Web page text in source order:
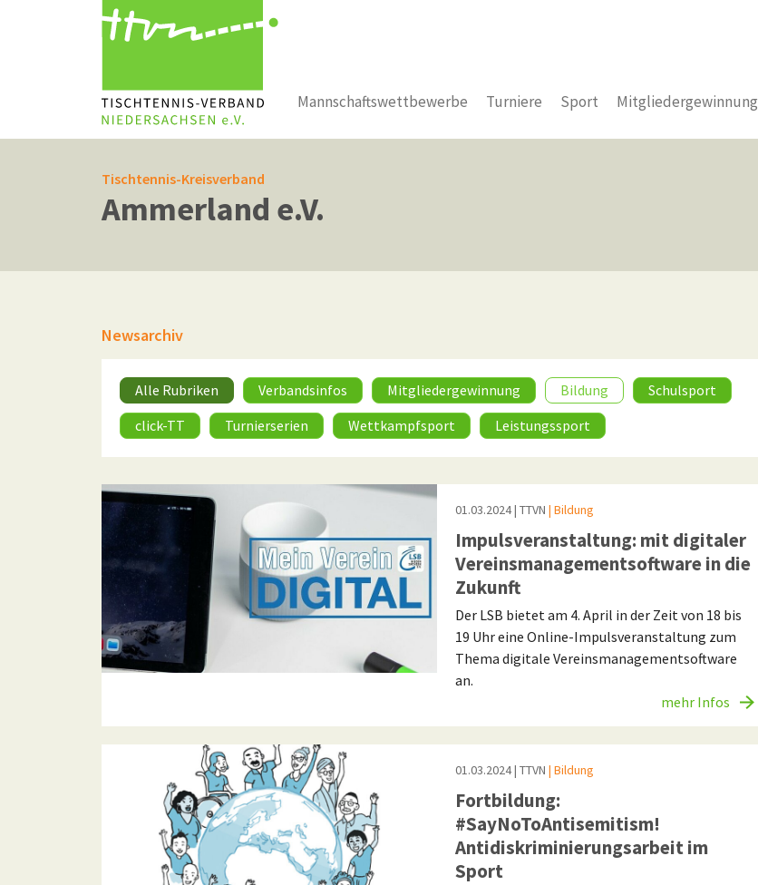
Mannschaftswettbewerbe Turniere Sport Mitgliedergewinnung
Tischtennis-Kreisverband
Ammerland e.V.
Newsarchiv
Alle Rubriken Verbandsinfos Mitgliedergewinnung Bildung
Schulsport
click-TT
Turnierserien Wettkampfsport Leistungssport
01.03.2024| TTVN | Bildung
Impulsveranstaltung: mit digitaler
Vereinsmanagementsoftware in die
Zukunft
Der LSB bietet am 4. April in der Zeit von 18 bis
19 Uhr eine Online-Impulsveranstaltung zum
Thema digitale Vereinsmanagementsoftware
an.
mehr Infos
01.03.2024| TTVN | Bildung
Fortbildung:
#SayNoToAntisemitism!
Antidiskriminierungsarbeit im
Sport